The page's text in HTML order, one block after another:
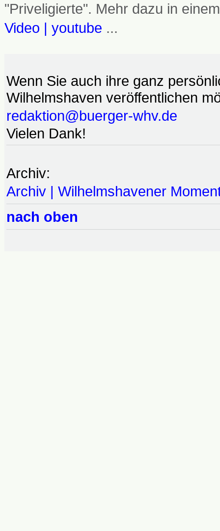
"Priveligierte". Mehr dazu in
Video | youtube ...
Wenn Sie auch ihre ganz
Wilhelmshaven veröffentlichen
redaktion@buerger-whv.de
Vielen Dank!
Archiv:
Archiv | Wilhelmshavener
nach oben